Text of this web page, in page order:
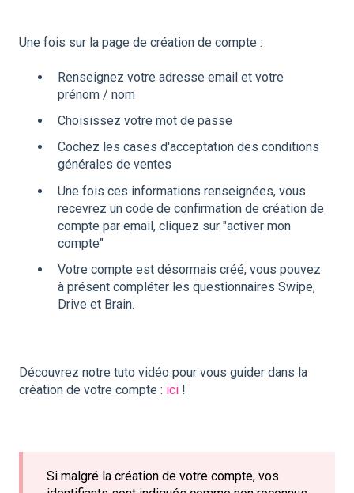
Une fois sur la page de création de compte :
Renseignez votre adresse email et votre
prénom / nom
Choisissez votre mot de passe
Cochez les cases d'acceptation des conditions
générales de ventes
Une fois ces informations renseignées, vous
recevrez un code de confirmation de création de
compte par email, cliquez sur "activer mon
compte"
Votre compte est désormais créé, vous pouvez
à présent compléter les questionnaires Swipe,
Drive et Brain.
Découvrez notre tuto vidéo pour vous guider dans la
création de votre compte : ici !
Si malgré la création de votre compte, vos